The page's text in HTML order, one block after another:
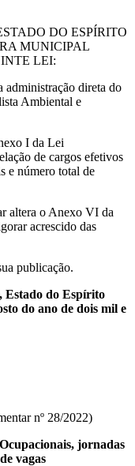
DO ESPÍRITO
MUNICIPAL
LEI:
administração direta do
Ambiental e
I da Lei
de cargos efetivos
e número total de
altera o Anexo VI da
acrescido das
publicação.
Estado do Espírito
do ano de dois mil e
nº 28/2022)
jornadas
vagas